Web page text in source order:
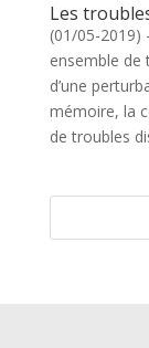
Les
​(01/05-2019)
ensemble de
d’une
mémoire, la
de troubles